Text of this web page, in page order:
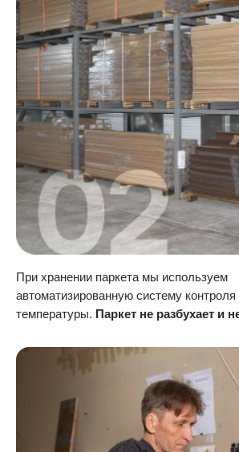
При хранении паркета мы используем
автоматизированную систему
температуры. Паркет не разбухает и